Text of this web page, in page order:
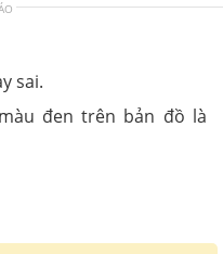
sai.
đen trên bản đồ là